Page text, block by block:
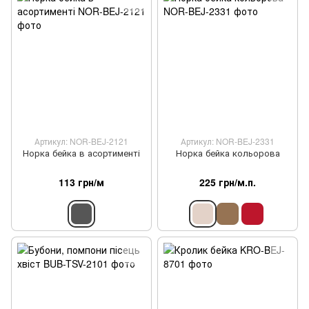
Артикул: NOR-BEJ-2121
Норка бейка в асортименті
113 грн/м
Артикул: NOR-BEJ-2331
Норка бейка кольорова
225 грн/м.п.